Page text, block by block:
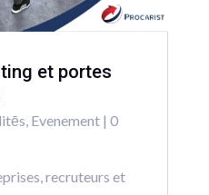
et portes
Evenement| 0
recruteurs et